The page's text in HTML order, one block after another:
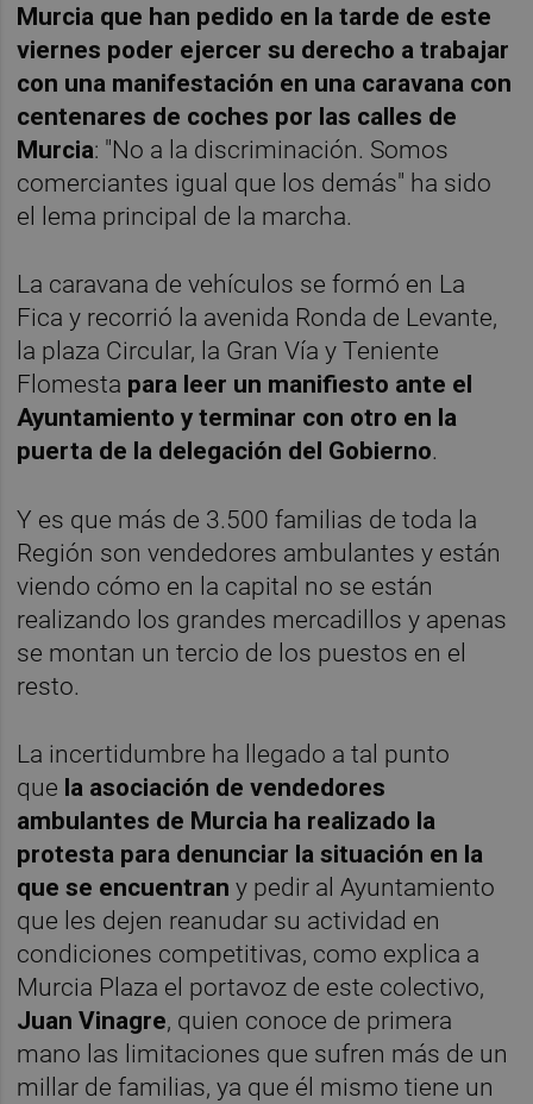
Murcia que han pedido en la tarde de este
viernes poder ejercer su derecho a trabajar
con una manifestación en una caravana con
centenares de coches por las calles de
Murcia: "No a la discriminación. Somos
comerciantes igual que los demás" ha sido
el lema principal de la marcha.
La caravana de vehículos se formó en La
Fica y recorrió la avenida Ronda de Levante,
la plaza Circular, la Gran Vía y Teniente
Flomesta para leer un manifiesto ante el
Ayuntamiento y terminar con otro en la
puerta de la delegación del Gobierno.
Y es que más de 3.500 familias de toda la
Región son vendedores ambulantes y están
viendo cómo en la capital no se están
realizando los grandes mercadillos y apenas
se montan un tercio de los puestos en el
resto.
La incertidumbre ha llegado a tal punto
que la asociación de vendedores
ambulantes de Murcia ha realizado la
protesta para denunciar la situación en la
que se encuentran y pedir al Ayuntamiento
que les dejen reanudar su actividad en
condiciones competitivas, como explica a
Murcia Plaza el portavoz de este colectivo,
Juan Vinagre, quien conoce de primera
mano las limitaciones que sufren más de un
millar de familias, ya que él mismo tiene un